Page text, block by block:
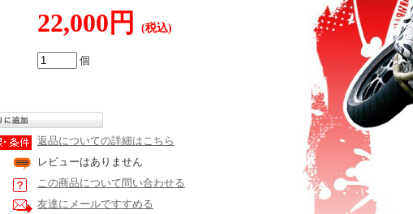
22,000円 (税込)
個
返品についての詳細はこちら
レビューはありません
この商品について問い合わせる
友達にメールですすめる